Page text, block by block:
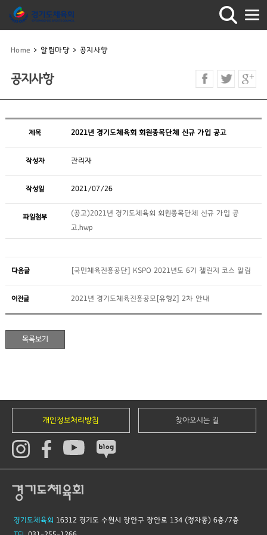
Home > 알림마당 > 공지사항
공지사항
제목 2021년 경기도체육회 회원종목단체 신규 가입 공고
작성자 관리자
작성일 2021/07/26
파일첨부
(공고)2021년 경기도체육회 회원종목단체 신규 가입 공
고.hwp
다음글 [국민체육진흥공단] KSPO 2021년도 6기 챌린지 코스 알림
이전글 2021년 경기도체육진흥공모[유형2] 2차 안내
개인정보처리방침 찾아오시는 길
경기도체육회 16312 경기도 수원시 장안구 장안로 134 (정자동) 6층/7층